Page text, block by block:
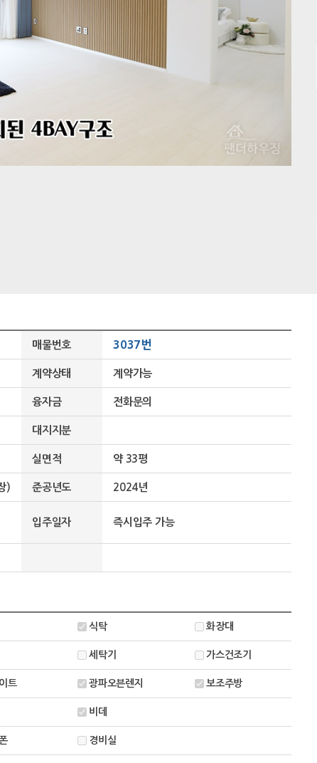
매물번호 3037번
계약상태 계약가능
융자금 전화문의
대지지분
실면적 약 33평
) 준공년도 2024년
입주일자 즉시입주 가능
식탁 화장대
세탁기 가스건조기
트 광파오븐렌지 보조주방
비데
경비실